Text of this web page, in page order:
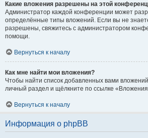
Какие вложения разрешены на этой
Администратор каждой конференции может
определённые типы вложений. Если вы не
разрешены, свяжитесь с администратором
помощи.
Вернуться к началу
Как мне найти мои вложения?
Чтобы найти список добавленных вами
личный раздел и щёлкните по ссылке
Вернуться к началу
Информация о phpBB